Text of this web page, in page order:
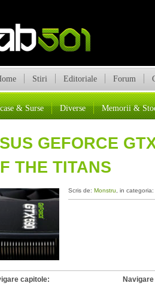
Stiri Editoriale Forum
& Surse Diverse Memorii &
GEFORCE
THE TITANS
Scris de: Monstru , in categoria:
capitole: